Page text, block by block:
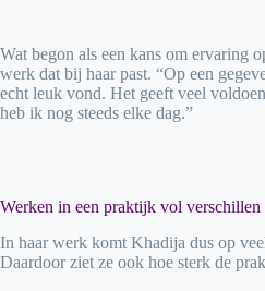
Wat begon als een kans om ervaring
werk dat bij haar past. “Op een
echt leuk vond. Het geeft veel
heb ik nog steeds elke dag.”
Werken in een praktijk vol verschillen
In haar werk komt Khadija dus op
Daardoor ziet ze ook hoe sterk de